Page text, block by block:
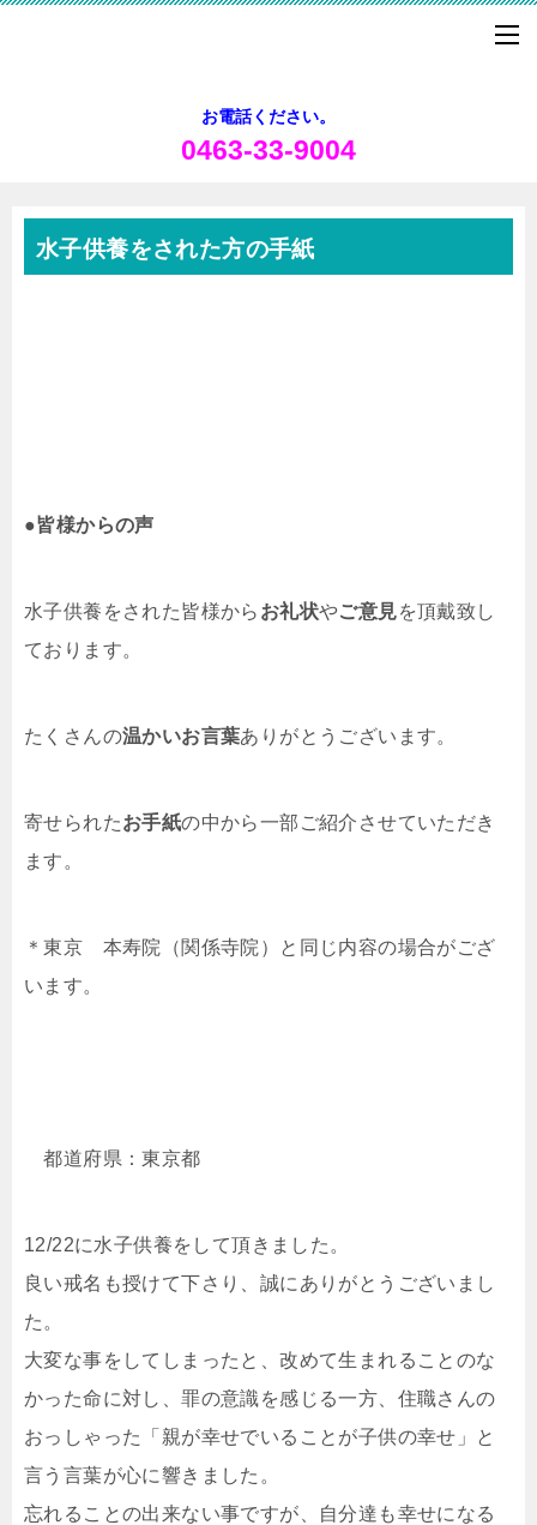
お電話ください。
0463-33-9004
水子供養をされた方の手紙
●皆様からの声
水子供養をされた皆様から お礼状やご意見を頂戴致し
ております。
たくさんの温かいお言葉ありがとうございます。
寄せられたお手紙の中から一部ご紹介させていただき
ます。
＊東京 本寿院（関係寺院）と同じ内容の場合がござ
います。
都道府県：東京都
12/22に水子供養をして頂きました。
良い戒名も授けて下さり、誠にありがとうございまし
た。
大変な事をしてしまったと、改めて生まれることのな
かった命に対し、罪の意識を感じる一方、住職さんの
おっしゃった「親が幸せでいることが子供の幸せ」と
言う言葉が心に響きました。
忘れることの出来ない事ですが、自分達も幸せになる